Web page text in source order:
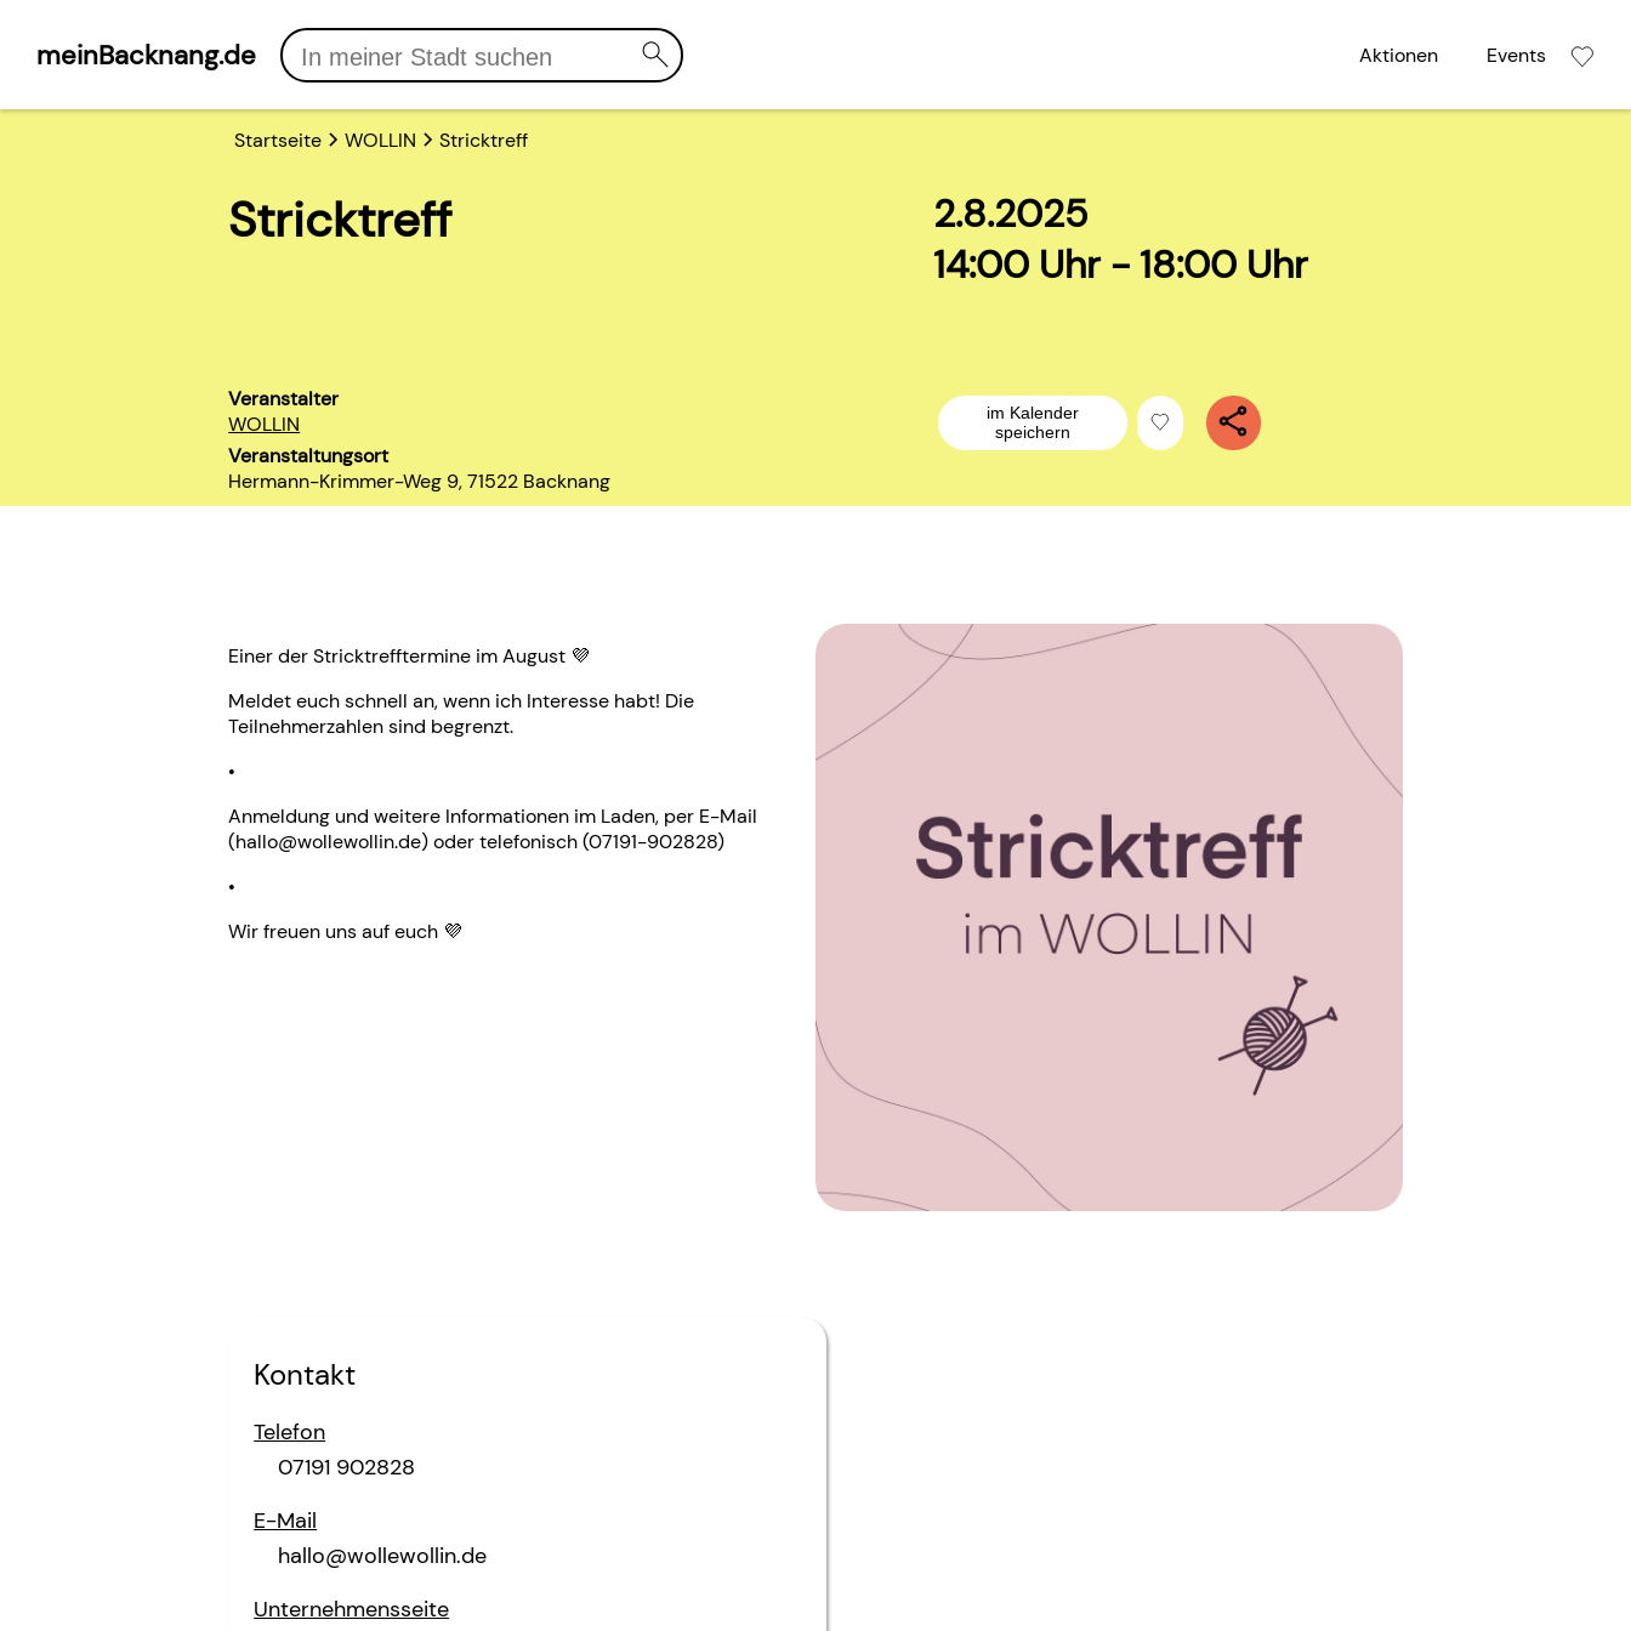
meinBacknang.de Aktionen Events
Startseite WOLLIN Stricktreff
Stricktreff
2.8.2025
14:00 Uhr - 18:00 Uhr
Veranstalter
WOLLIN
Veranstaltungsort
Hermann-Krimmer-Weg 9, 71522 Backnang
im Kalender
speichern
Einer der Stricktrefftermine im August 💜
Meldet euch schnell an, wenn ich Interesse habt! Die
Teilnehmerzahlen sind begrenzt.
•
Anmeldung und weitere Informationen im Laden, per E-Mail
(hallo@wollewollin.de) oder telefonisch (07191-902828)
•
Wir freuen uns auf euch 💜
Kontakt
Telefon
07191 902828
E-Mail
hallo@wollewollin.de
Unternehmensseite